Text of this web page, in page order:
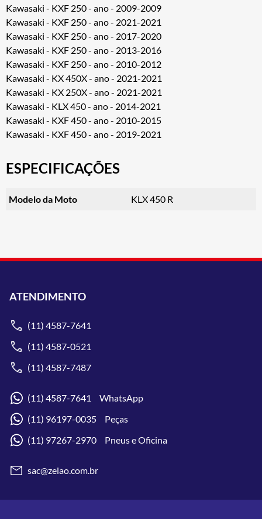
Kawasaki - KXF 250 - ano - 2009-2009
Kawasaki - KXF 250 - ano - 2021-2021
Kawasaki - KXF 250 - ano - 2017-2020
Kawasaki - KXF 250 - ano - 2013-2016
Kawasaki - KXF 250 - ano - 2010-2012
Kawasaki - KX 450X - ano - 2021-2021
Kawasaki - KX 250X - ano - 2021-2021
Kawasaki - KLX 450 - ano - 2014-2021
Kawasaki - KXF 450 - ano - 2010-2015
Kawasaki - KXF 450 - ano - 2019-2021
ESPECIFICAÇÕES
Modelo da Moto KLX 450 R
ATENDIMENTO
(11) 4587-7641
(11) 4587-0521
(11) 4587-7487
(11) 4587-7641 WhatsApp
(11) 96197-0035 Peças
(11) 97267-2970 Pneus e Oficina
sac@zelao.com.br